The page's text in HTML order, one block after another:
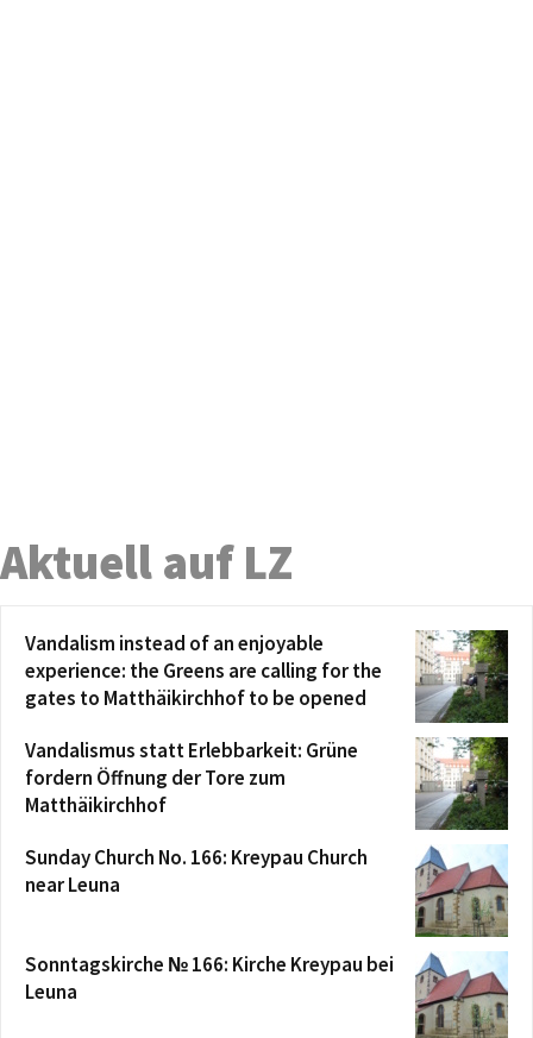
Aktuell auf LZ
Vandalism instead of an enjoyable
experience: the Greens are calling for the
gates to Matthäikirchhof to be opened
Vandalismus statt Erlebbarkeit: Grüne
fordern Öffnung der Tore zum
Matthäikirchhof
Sunday Church No. 166: Kreypau Church
near Leuna
Sonntagskirche № 166: Kirche Kreypau bei
Leuna